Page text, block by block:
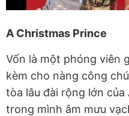
A Christmas Prince
Vốn là một phóng viên
kèm cho nàng công
tòa lâu đài rộng lớn của
trong mình âm mưu